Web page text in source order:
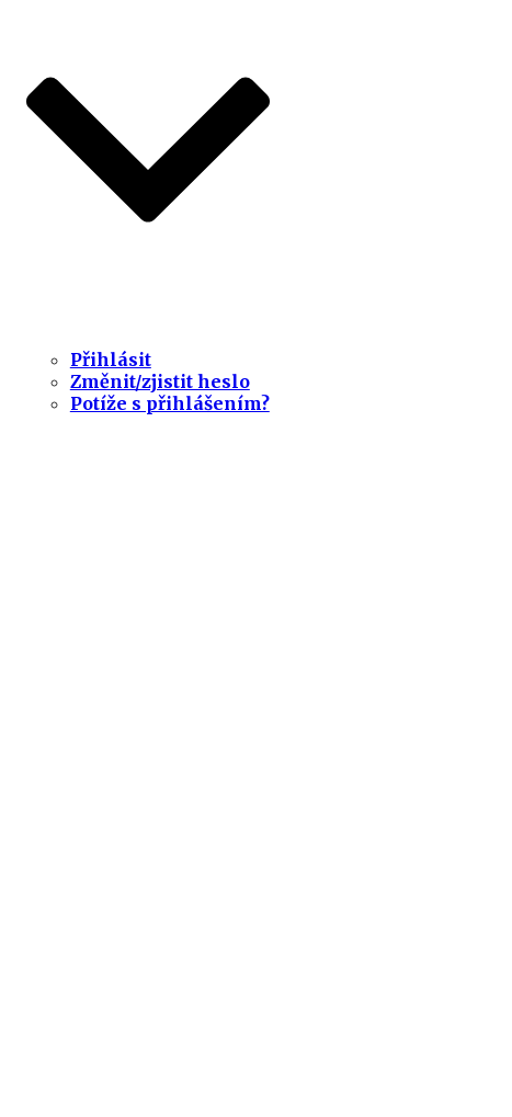
Přihlásit
Změnit/zjistit heslo
Potíže s přihlášením?